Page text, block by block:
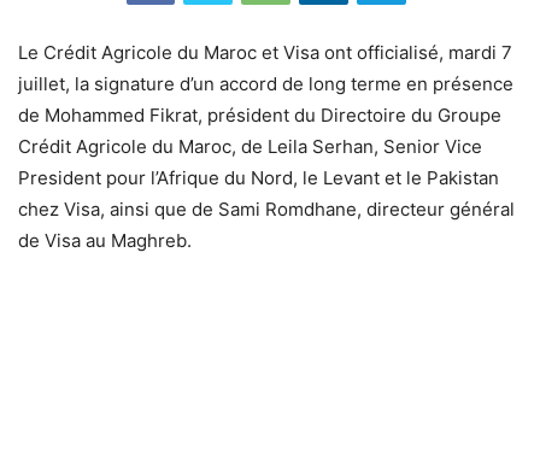
Le Crédit Agricole du Maroc et Visa ont officialisé, mardi 7
juillet, la signature d’un accord de long terme en présence
de Mohammed Fikrat, président du Directoire du Groupe
Crédit Agricole du Maroc, de Leila Serhan, Senior Vice
President pour l’Afrique du Nord, le Levant et le Pakistan
chez Visa, ainsi que de Sami Romdhane, directeur général
de Visa au Maghreb.